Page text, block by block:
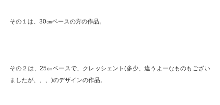
その１は、30㎝ベースの方の作品。
その２は、25㎝ベースで、クレッシェント(多少、違うよーなものもござい
ましたが、、、)のデザインの作品。